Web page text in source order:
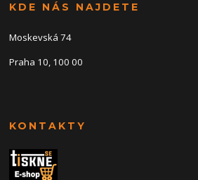
KDE NÁS NAJDETE
Moskevská 74
Praha 10, 100 00
KONTAKTY